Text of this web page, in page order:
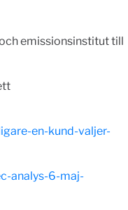
emissionsinstitut till
en-kund-valjer-
analys-6-maj-